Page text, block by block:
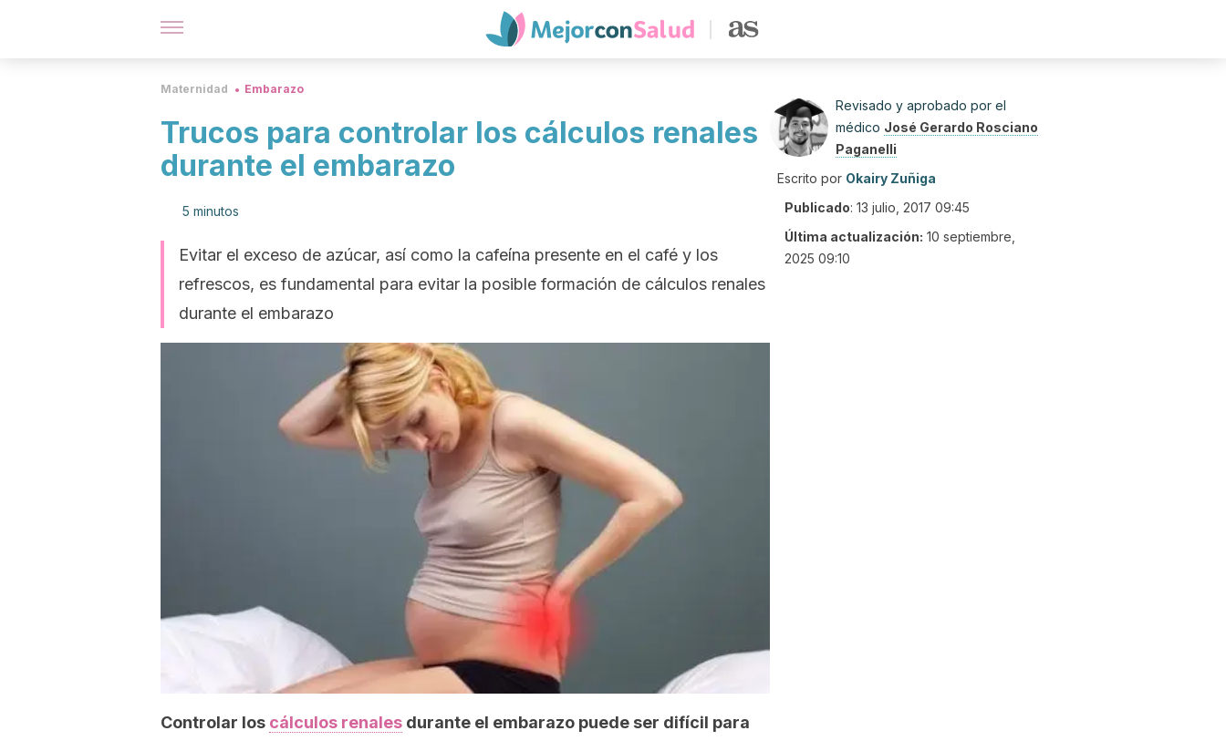
Maternidad Embarazo
Trucos para controlar los cálculos renales
durante el embarazo
5 minutos
Evitar el exceso de azúcar, así como la cafeína presente en el café y los
refrescos, es fundamental para evitar la posible formación de cálculos renales
durante el embarazo
Controlar los cálculos renales durante el embarazo puede ser difícil para
Revisado y aprobado por el
médico José Gerardo Rosciano
Paganelli
Escrito por Okairy Zuñiga
Publicado: 13 julio, 2017 09:45
Última actualización: 10 septiembre,
2025 09:10